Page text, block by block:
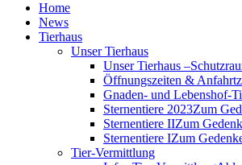
Home
News
Tierhaus
Unser Tierhaus
Unser Tierhaus –
Öffnungszeiten & Anfahrt
Gnaden- und Lebenshof-
Sternentiere 2023Zum
Sternentiere IIZum
Sternentiere IZum
Tier-Vermittlung